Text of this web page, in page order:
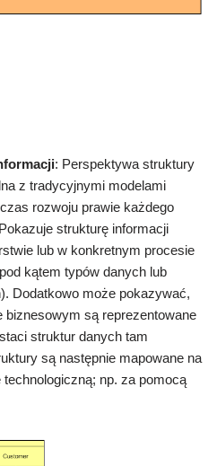
: Perspektywa struktury
z tradycyjnymi modelami
rozwoju prawie każdego
strukturę informacji
lub w konkretnym procesie
kątem typów danych lub
Dodatkowo może pokazywać,
biznesowym są reprezentowane
struktur danych tam
są następnie mapowane na
np. za pomocą